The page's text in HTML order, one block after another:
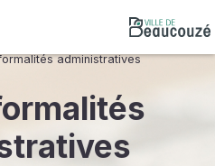
administratives